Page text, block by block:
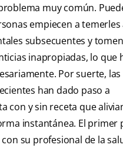
muy común.
empiecen a temerles
subsecuentes y tomen
inapropiadas, lo que
Por suerte, las
han dado paso a
con y sin receta que
instantánea. El primer
su profesional de la